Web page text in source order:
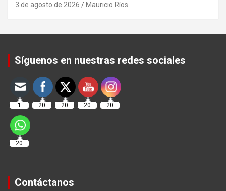
3 de agosto de 2026 Mauricio Ríos
Síguenos en nuestras redes sociales
1 20 20 20 20
20
Contáctanos